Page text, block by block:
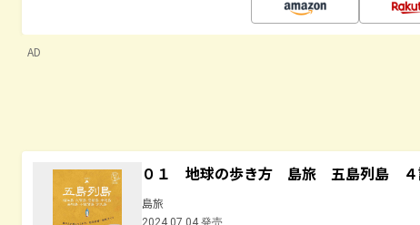
AD
０１ 地球の歩き方 島旅 五島列島 ４
島旅
2024.07.04 発売